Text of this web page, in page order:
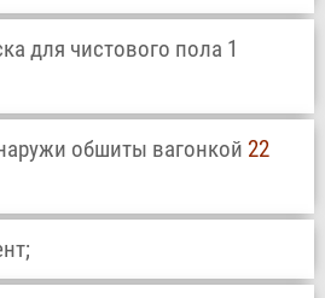
для чистового пола 1
обшиты вагонкой 22